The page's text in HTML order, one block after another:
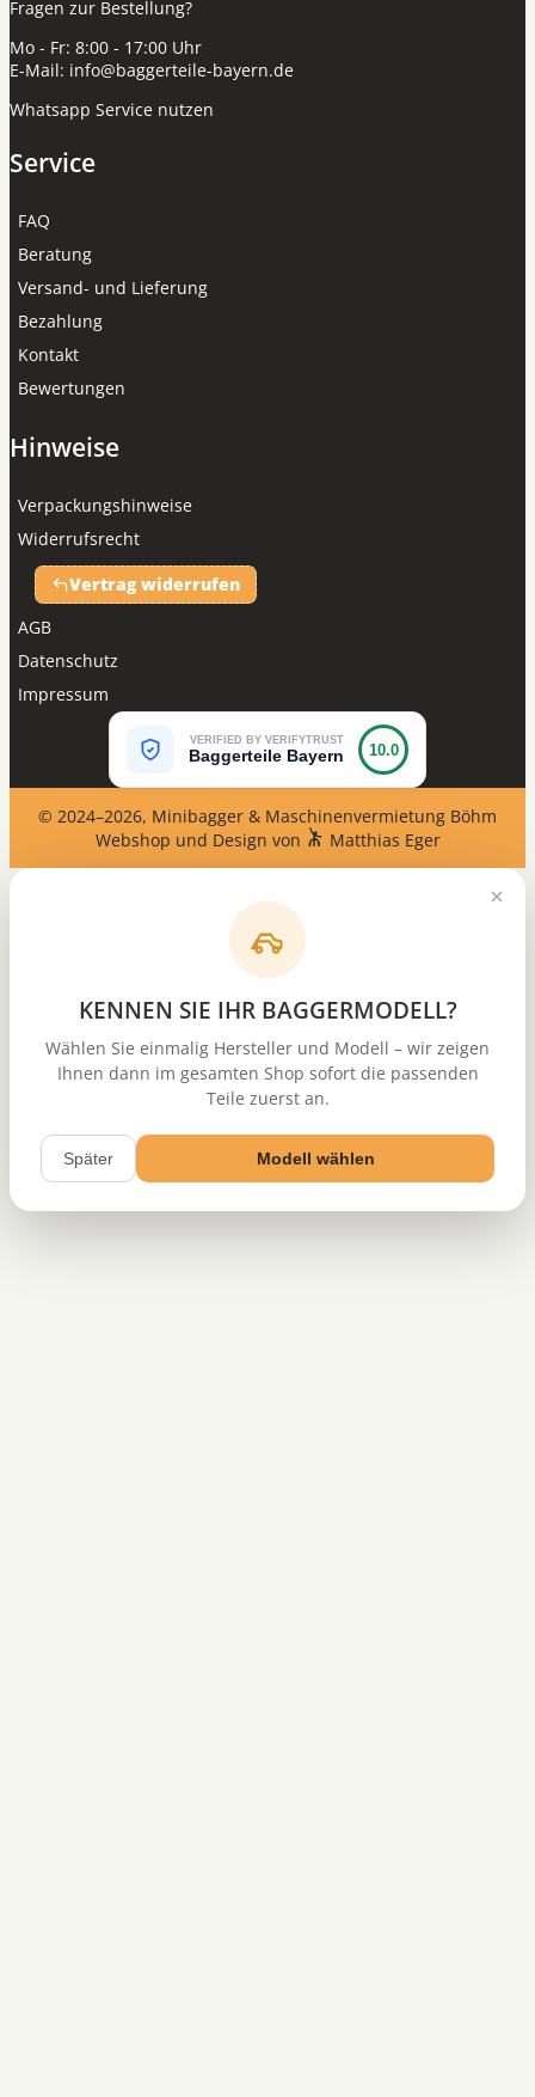
Fragen zur Bestellung?
Mo - Fr: 8:00 - 17:00 Uhr
E-Mail: info@baggerteile-bayern.de
Whatsapp Service nutzen
Service
FAQ
Beratung
Versand- und Lieferung
Bezahlung
Kontakt
Bewertungen
Hinweise
Verpackungshinweise
Widerrufsrecht
Vertrag widerrufen
AGB
Datenschutz
Impressum
VERIFIED BY VERIFYTRUST
Baggerteile Bayern 10.0
© 2024–2026, Minibagger & Maschinenvermietung Böhm
Webshop und Design von
Matthias Eger
KENNEN SIE IHR BAGGERMODELL?
Wählen Sie einmalig Hersteller und Modell – wir zeigen
Ihnen dann im gesamten Shop sofort die passenden
Teile zuerst an.
Später Modell wählen